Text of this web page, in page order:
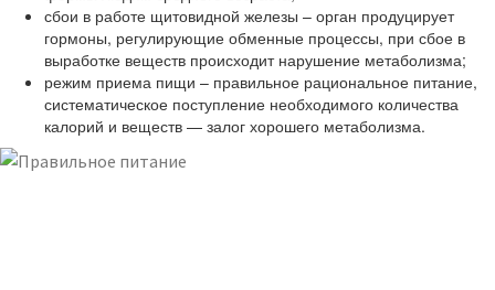
сбои в работе щитовидной железы – орган продуцирует
гормоны, регулирующие обменные процессы, при сбое в
выработке веществ происходит нарушение метаболизма;
режим приема пищи – правильное рациональное питание,
систематическое поступление необходимого количества
калорий и веществ — залог хорошего метаболизма.